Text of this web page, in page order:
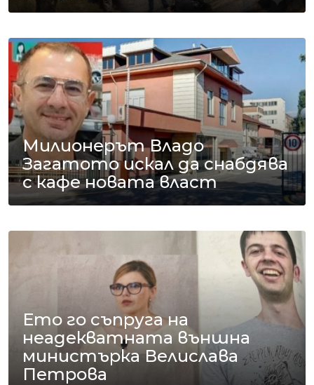
Милионерът Владо
Загатото искал да снабдява
с кафе новата власт
Ето го съпруга на
неадекватната външна
министърка Велислава
Петрова